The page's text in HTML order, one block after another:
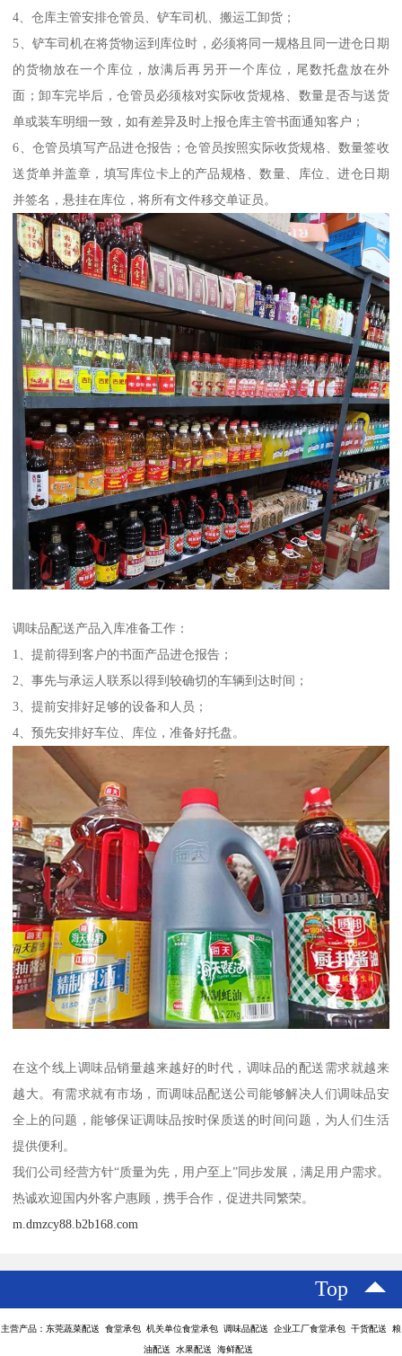
4、仓库主管安排仓管员、铲车司机、搬运工卸货；
5、铲车司机在将货物运到库位时，必须将同一规格且同一进仓日期
的货物放在一个库位，放满后再另开一个库位，尾数托盘放在外
面；卸车完毕后，仓管员必须核对实际收货规格、数量是否与送货
单或装车明细一致，如有差异及时上报仓库主管书面通知客户；
6、仓管员填写产品进仓报告；仓管员按照实际收货规格、数量签收
送货单并盖章，填写库位卡上的产品规格、数量、库位、进仓日期
并签名，悬挂在库位，将所有文件移交单证员。
调味品配送产品入库准备工作：
1、提前得到客户的书面产品进仓报告；
2、事先与承运人联系以得到较确切的车辆到达时间；
3、提前安排好足够的设备和人员；
4、预先安排好车位、库位，准备好托盘。
在这个线上调味品销量越来越好的时代，调味品的配送需求就越来
越大。有需求就有市场，而调味品配送公司能够解决人们调味品安
全上的问题，能够保证调味品按时保质送的时间问题，为人们生活
提供便利。
我们公司经营方针“质量为先，用户至上”同步发展，满足用户需求。
热诚欢迎国内外客户惠顾，携手合作，促进共同繁荣。
m.dmzcy88.b2b168.com
Top
主营产品：东莞蔬菜配送 食堂承包 机关单位食堂承包 调味品配送 企业工厂食堂承包 干货配送 粮
油配送 水果配送 海鲜配送